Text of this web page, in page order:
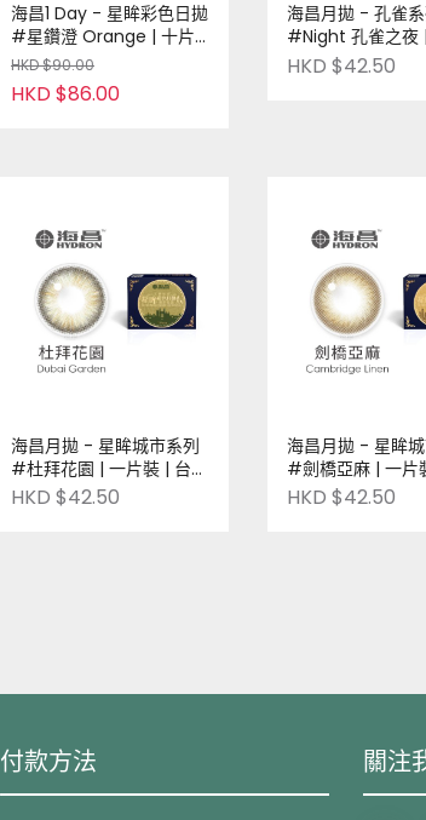
海昌1 Day - 星眸彩色日拋
#星鑽澄 Orange | 十片
裝 | 台灣品牌 | Pre-
Order
HKD $90.00
HKD $86.00
海昌月拋 - 孔雀
#Night 孔雀之夜 | 一片裝
| 台灣品牌 | Pre-
HKD $42.50
海昌月拋 - 星眸城市系列
#杜拜花園 | 一片裝 | 台灣
品牌 | Pre-Order
HKD $42.50
海昌月拋 - 星眸
#劍橋亞麻 | 一片裝 | 台灣
品牌 | Pre-Order
HKD $42.50
付款方法 關注